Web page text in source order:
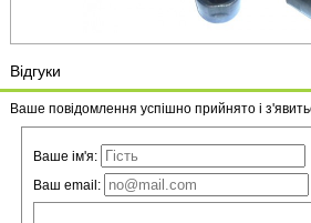
Відгуки
Ваше повідомлення успішно прийнято і
Ваше ім'я:
Ваш email: